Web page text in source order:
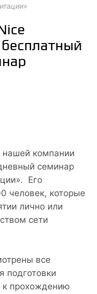
нашей компании
семинар
Его
человек, которые
лично или
сети
все
подготовки
к прохождению